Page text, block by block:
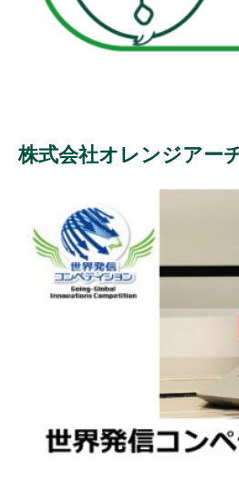
株式会社オレンジアー